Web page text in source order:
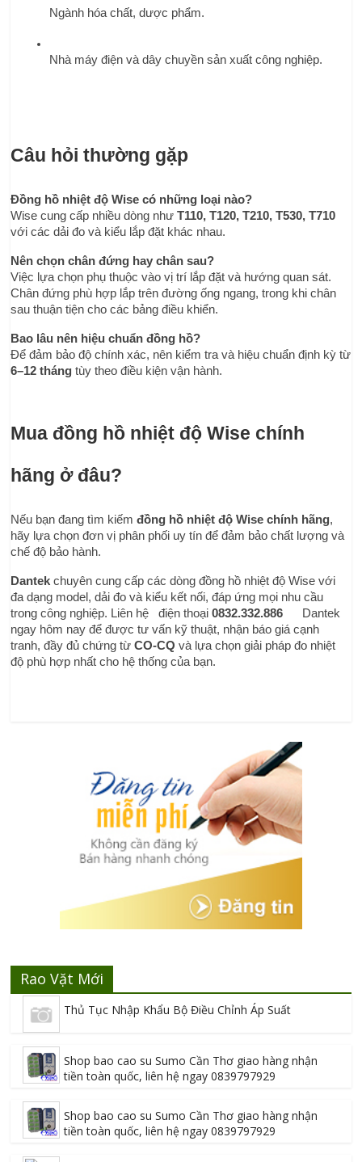
Ngành hóa chất, dược phẩm.
Nhà máy điện và dây chuyền sản xuất công nghiệp.
Câu hỏi thường gặp
Đồng hồ nhiệt độ Wise có những loại nào?
Wise cung cấp nhiều dòng như T110, T120, T210, T530, T710
với các dải đo và kiểu lắp đặt khác nhau.
Nên chọn chân đứng hay chân sau?
Việc lựa chọn phụ thuộc vào vị trí lắp đặt và hướng quan sát.
Chân đứng phù hợp lắp trên đường ống ngang, trong khi chân
sau thuận tiện cho các bảng điều khiển.
Bao lâu nên hiệu chuẩn đồng hồ?
6–12 tháng tùy theo điều kiện vận hành.
Mua đồng hồ nhiệt độ Wise chính
hãng ở đâu?
Nếu bạn đang tìm kiếm đồng hồ nhiệt độ Wise chính hãng,
hãy lựa chọn đơn vị phân phối uy tín để đảm bảo chất lượng và
chế độ bảo hành.
Dantek chuyên cung cấp các dòng đồng hồ nhiệt độ Wise với
đa dạng model, dải đo và kiểu kết nối, đáp ứng mọi nhu cầu
trong công nghiệp. Liên hệ   điện thoại 0832.332.886 Dantek
ngay hôm nay để được tư vấn kỹ thuật, nhận báo giá cạnh
tranh, đầy đủ chứng từ CO-CQ và lựa chọn giải pháp đo nhiệt
độ phù hợp nhất cho hệ thống của bạn.
Rao Vặt Mới
Thủ Tục Nhập Khẩu Bộ Điều Chỉnh Áp Suất
Shop bao cao su Sumo Cần Thơ giao hàng nhận
tiền toàn quốc, liên hệ ngay 0839797929
Shop bao cao su Sumo Cần Thơ giao hàng nhận
tiền toàn quốc, liên hệ ngay 0839797929